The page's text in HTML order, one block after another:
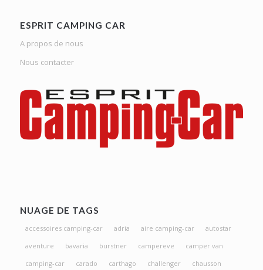
ESPRIT CAMPING CAR
A propos de nous
Nous contacter
NUAGE DE TAGS
accessoires camping-car adria aire camping-car
autostar
aventure
bavaria burstner campereve
camper van
camping-car
carado carthago challenger
chausson